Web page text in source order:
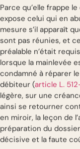
Parce qu’elle frappe
expose celui qui en
mesure s’il apparaît
sont pas réunies, et
préalable n’était
lorsque la mainlevée
condamné à réparer
débiteur (article L.
légère, sur une
ainsi se retourner
en miroir, la leçon de
préparation du
décisive et la faute